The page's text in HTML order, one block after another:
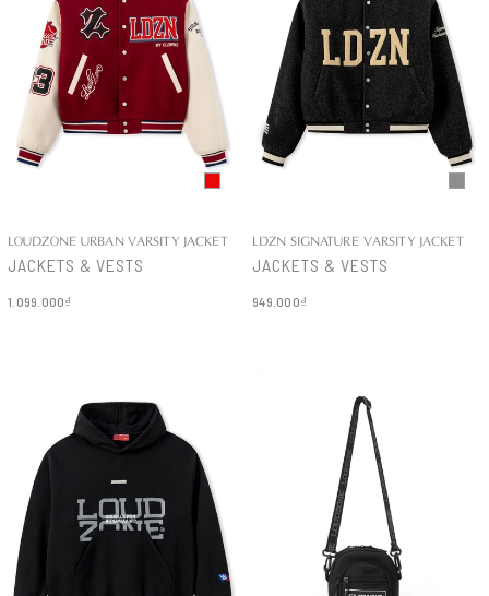
LOUDZONE URBAN VARSITY JACKET
JACKETS & VESTS
1.099.000₫
LDZN SIGNATURE VARSITY JACKET
JACKETS & VESTS
949.000₫